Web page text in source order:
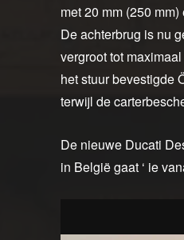
met 20 mm (250
De achterbrug is nu
vergroot tot
het stuur bevestigde
terwijl de
De nieuwe Ducati
in België gaat ‘ ie